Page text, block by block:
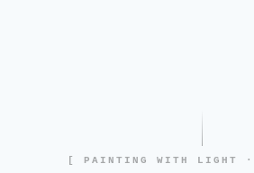
[ PAINTING WITH LIGHT ·